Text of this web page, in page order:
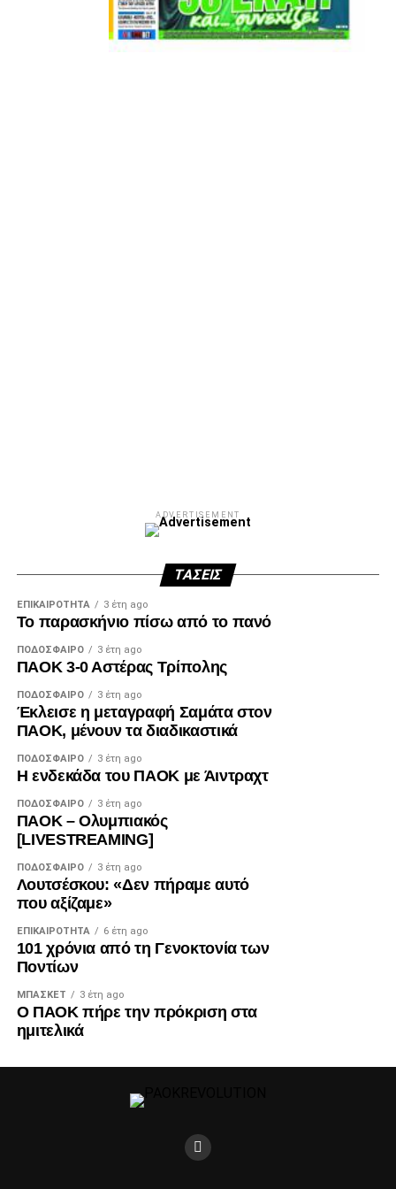
ADVERTISEMENT
ΤΆΣΕΙΣ
ΕΠΙΚΑΙΡΌΤΗΤΑ 3 έτη ago
Το παρασκήνιο πίσω από το πανό
ΠΟΔΌΣΦΑΙΡΟ 3 έτη ago
ΠΑΟΚ 3-0 Αστέρας Τρίπολης
ΠΟΔΌΣΦΑΙΡΟ 3 έτη ago
Έκλεισε η μεταγραφή Σαμάτα στον
ΠΑΟΚ, μένουν τα διαδικαστικά
ΠΟΔΌΣΦΑΙΡΟ 3 έτη ago
Η ενδεκάδα του ΠΑΟΚ με Άιντραχτ
ΠΟΔΌΣΦΑΙΡΟ 3 έτη ago
ΠΑΟΚ – Ολυμπιακός
[LIVESTREAMING]
ΠΟΔΌΣΦΑΙΡΟ 3 έτη ago
Λουτσέσκου: «Δεν πήραμε αυτό
που αξίζαμε»
ΕΠΙΚΑΙΡΌΤΗΤΑ 6 έτη ago
101 χρόνια από τη Γενοκτονία των
Ποντίων
ΜΠΆΣΚΕΤ 3 έτη ago
Ο ΠΑΟΚ πήρε την πρόκριση στα
ημιτελικά